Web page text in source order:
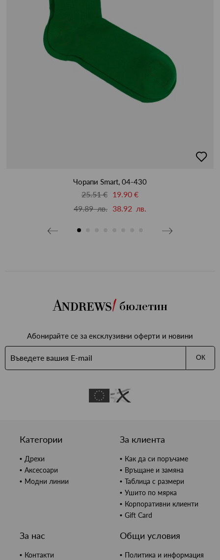
в
Чорапи Smart, 04-430
25.51 € 19.90 €
49.89 лв. 38.92 лв.
бюлетин
Абонирайте се за ексклузивни оферти и новини
ОК
Категории
Дрехи
Аксесоари
Модни линии
За клиента
Как да си поръчаме
Връщане и замяна
Таблица с размери
Ушито по мярка
Корпоративни клиенти
Gift Card
За нас
Контакти
Общи условия
Политика и информация